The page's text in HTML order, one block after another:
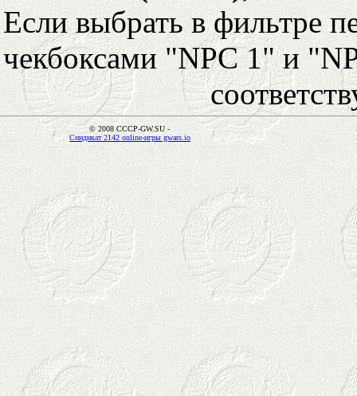
Если выбрать в фильтре
чекбоксами "NPC 1" и
© 2008 CCCP-GW.SU -
Синдикат 2142 online-игры gwars.io